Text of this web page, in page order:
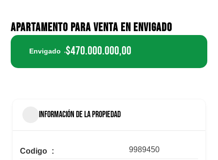
APARTAMENTO PARA VENTA EN ENVIGADO
Envigado $470.000.000,00
INFORMACIÓN DE LA PROPIEDAD
Codigo 9989450